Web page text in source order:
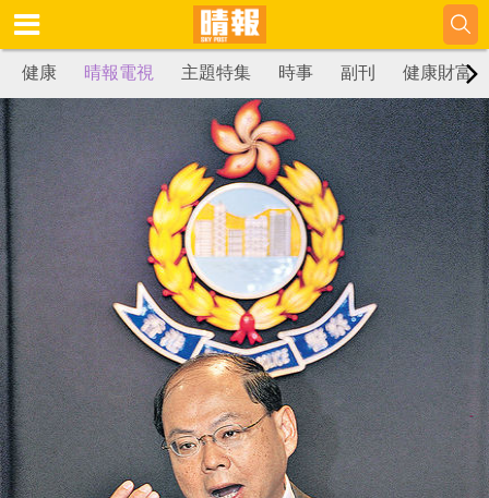
健康 晴報電視 主題特集 時事 副刊 健康財富